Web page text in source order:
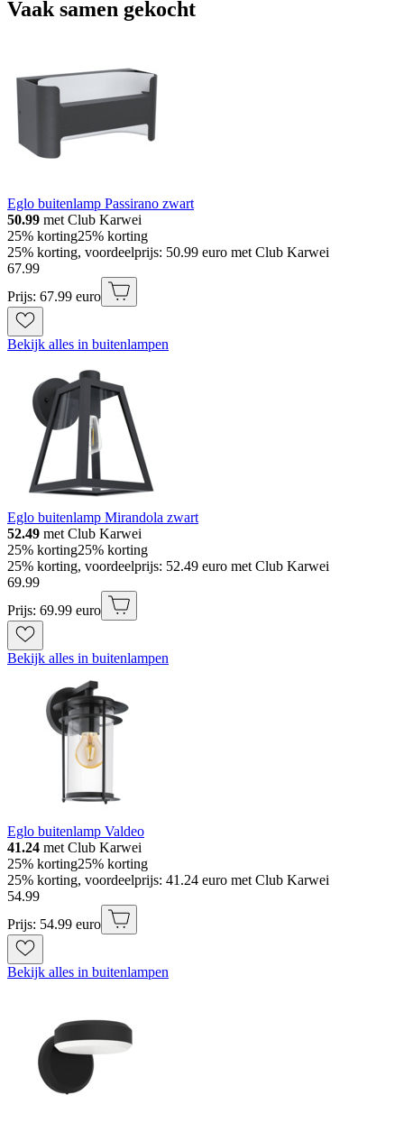
Vaak samen gekocht
Eglo buitenlamp Passirano zwart
50.99 met Club Karwei
25% korting25% korting
25% korting, voordeelprijs: 50.99 euro met Club Karwei
67.99
Prijs: 67.99 euro
Bekijk alles in buitenlampen
Eglo buitenlamp Mirandola zwart
52.49 met Club Karwei
25% korting25% korting
25% korting, voordeelprijs: 52.49 euro met Club Karwei
69.99
Prijs: 69.99 euro
Bekijk alles in buitenlampen
Eglo buitenlamp Valdeo
41.24 met Club Karwei
25% korting25% korting
25% korting, voordeelprijs: 41.24 euro met Club Karwei
54.99
Prijs: 54.99 euro
Bekijk alles in buitenlampen